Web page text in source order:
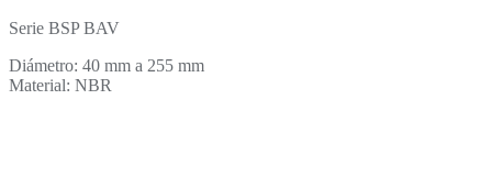
Serie BSP BAV
Diámetro: 40 mm a 255 mm
Material: NBR